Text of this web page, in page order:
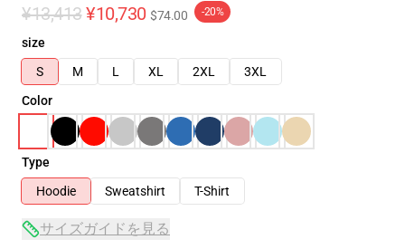
¥13,413 ¥10,730 $74.00 -20%
size
S
M L XL 2XL
3XL
Color
Type
Hoodie
Sweatshirt T-Shirt
サイズガイドを見る